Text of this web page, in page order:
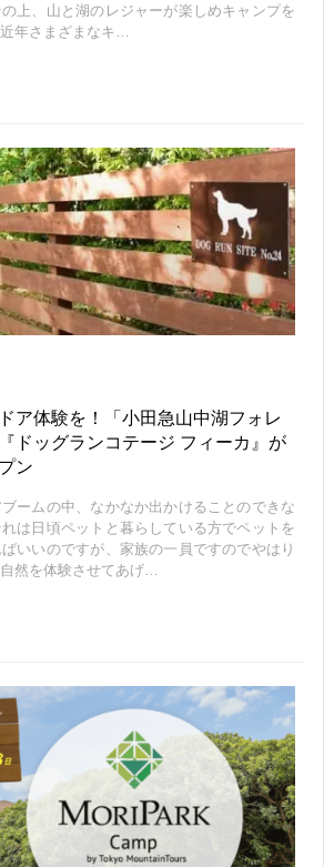
上、山と湖のレジャーが楽しめキャンプを
年さまざまなキ…
ア体験を！「小田急山中湖フォレ
ドッグランコテージ フィーカ』が
ン
ームの中、なかなか出かけることのできな
は日頃ペットと暮らしている方でペットを
いいのですが、家族の一員ですのでやはり
然を体験させてあげ…